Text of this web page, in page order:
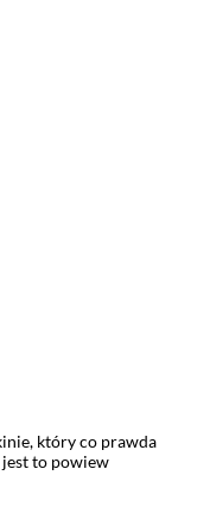
który co prawda
jest to powiew